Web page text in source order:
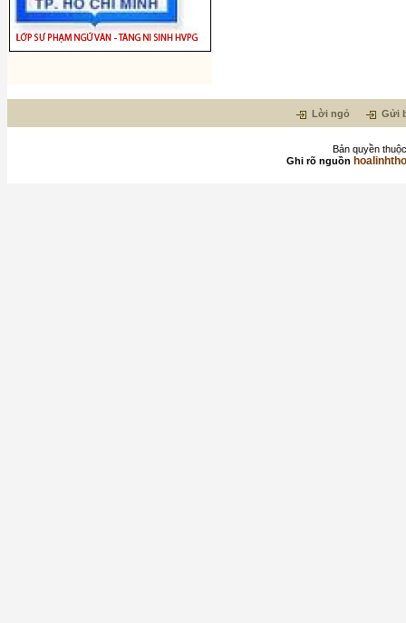
Lời ngỏ Gửi
Bản quyền
Ghi rõ nguồn